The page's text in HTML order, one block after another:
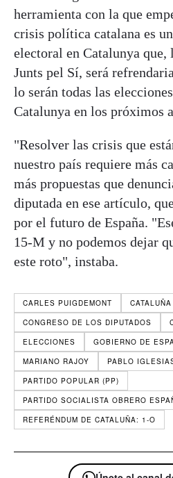
herramienta con la que
crisis política catalana es
electoral en Catalunya que,
Junts pel Sí, será
lo serán todas las
Catalunya en los próximos
"Resolver las crisis que
nuestro país requiere más
más propuestas que
diputada en ese artículo,
por el futuro de España.
15-M y no podemos dejar
este roto", instaba.
CARLES PUIGDEMONT
CATALUÑA
CONGRESO DE LOS DIPUTADOS
ELECCIONES
GOBIERNO DE
MARIANO RAJOY
PABLO
PARTIDO POPULAR (PP)
PARTIDO SOCIALISTA OBRERO
REFERÉNDUM DE CATALUÑA: 1-O